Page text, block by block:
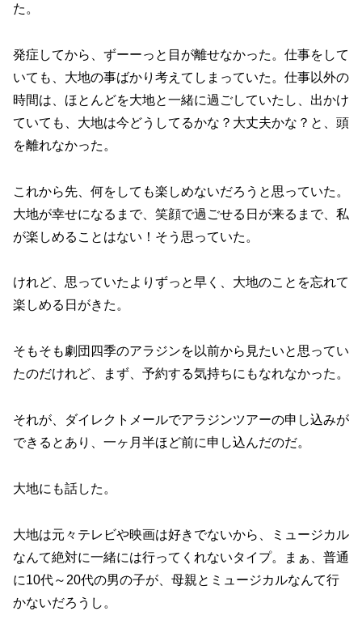
た。
発症してから、ずーーっと目が離せなかった。仕事をして
いても、大地の事ばかり考えてしまっていた。仕事以外の
時間は、ほとんどを大地と一緒に過ごしていたし、出かけ
ていても、大地は今どうしてるかな？大丈夫かな？と、頭
を離れなかった。
これから先、何をしても楽しめないだろうと思っていた。
大地が幸せになるまで、笑顔で過ごせる日が来るまで、私
が楽しめることはない！そう思っていた。
けれど、思っていたよりずっと早く、大地のことを忘れて
楽しめる日がきた。
そもそも劇団四季のアラジンを以前から見たいと思ってい
たのだけれど、まず、予約する気持ちにもなれなかった。
それが、ダイレクトメールでアラジンツアーの申し込みが
できるとあり、一ヶ月半ほど前に申し込んだのだ。
大地にも話した。
大地は元々テレビや映画は好きでないから、ミュージカル
なんて絶対に一緒には行ってくれないタイプ。まぁ、普通
に10代～20代の男の子が、母親とミュージカルなんて行
かないだろうし。